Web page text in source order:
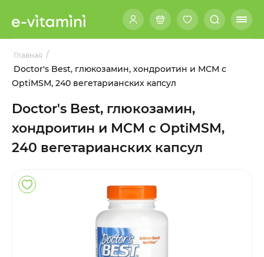
Главная /
Doctor's Best, глюкозамин, хондроитин и МСМ с
OptiMSM, 240 вегетарианских капсул
Doctor's Best, глюкозамин,
хондроитин и МСМ с OptiMSM,
240 вегетарианских капсул